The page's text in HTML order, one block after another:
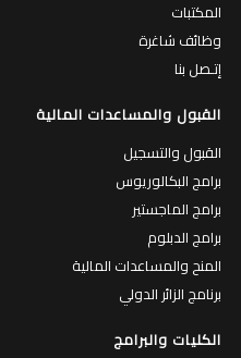
المكتبات
وظائف شاغرة
إتـصل بنا
القبول والمساعدات المالية
القبول والتسجيل
برامج البكالوريوس
برامج الماجستير
برامج الدبلوم
المنح والمساعدات المالية
برنامج الزائر الدولي
الكليات والبرامج